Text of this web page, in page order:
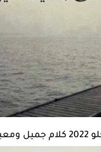
الصور